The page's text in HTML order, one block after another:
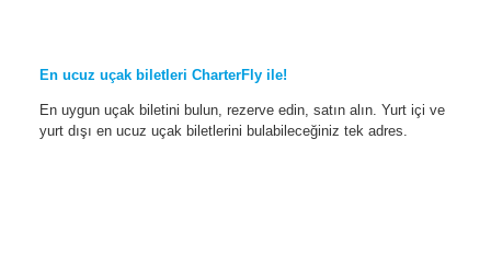
En ucuz uçak biletleri CharterFly ile!
En uygun uçak biletini bulun, rezerve edin, satın alın. Yurt içi ve
yurt dışı en ucuz uçak biletlerini bulabileceğiniz tek adres.